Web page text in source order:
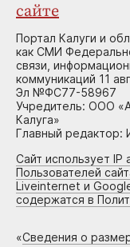
сайте
Портал Калуги и
как СМИ
связи,
коммуникаций 11
Эл №ФС77-58967
Учредитель: ООО
Калуга»
Главный редактор:
Сайт использует
Пользователей
Liveinternet и
содержатся в
«Сведения о